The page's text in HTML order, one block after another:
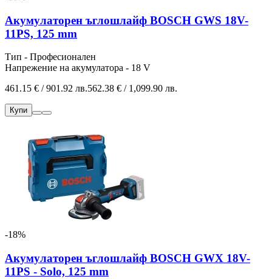
Акумулаторен ъглошлайф BOSCH GWS 18V-
11PS, 125 mm
Тип - Професионален
Напрежение на акумулатора - 18 V
461.15 € / 901.92 лв.562.38 € / 1,099.90 лв.
Купи
-18%
Акумулаторен ъглошлайф BOSCH GWX 18V-
11PS - Solo, 125 mm